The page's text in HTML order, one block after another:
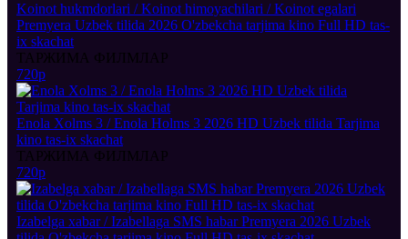
Koinot hukmdorlari / Koinot himoyachilari / Koinot egalari
Premyera Uzbek tilida 2026 O'zbekcha tarjima kino Full HD tas-
ix skachat
ТАРЖИМА ФИЛМЛАР
720p
Enola Xolms 3 / Enola Holms 3 2026 HD Uzbek tilida Tarjima
kino tas-ix skachat
ТАРЖИМА ФИЛМЛАР
720p
Izabelga xabar / Izabellaga SMS habar Premyera 2026 Uzbek